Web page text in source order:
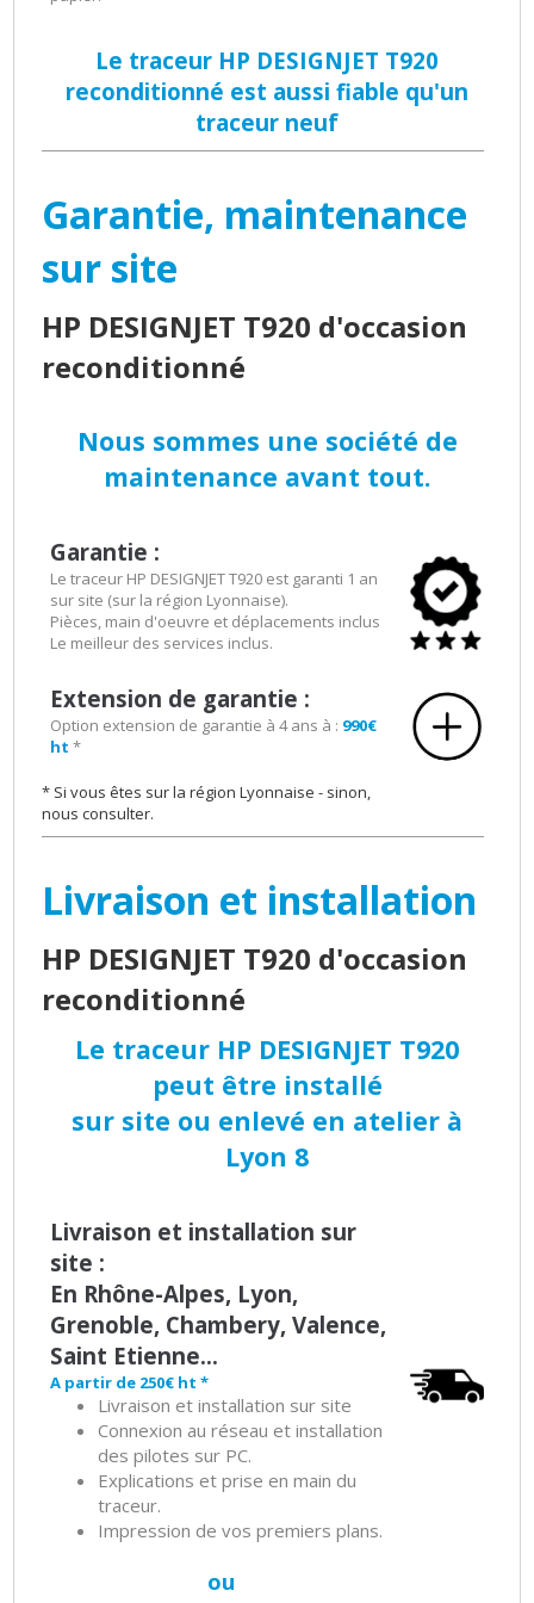
Le traceur HP DESIGNJET T920
reconditionné est aussi fiable qu'un
traceur neuf
Garantie, maintenance
sur site
HP DESIGNJET T920 d'occasion
reconditionné
Nous sommes une société de
maintenance avant tout.
Garantie :
Le traceur HP DESIGNJET T920 est garanti 1 an
sur site (sur la région Lyonnaise).
Pièces, main d'oeuvre et déplacements inclus
Le meilleur des services inclus.
Extension de garantie :
Option extension de garantie à 4 ans à : 990€
ht *
* Si vous êtes sur la région Lyonnaise - sinon,
nous consulter.
Livraison et installation
HP DESIGNJET T920 d'occasion
reconditionné
Le traceur HP DESIGNJET T920
peut être installé
sur site ou enlevé en atelier à
Lyon 8
Livraison et installation sur
site :
En Rhône-Alpes, Lyon,
Grenoble, Chambery, Valence,
Saint Etienne...
A partir de 250€ ht *
Livraison et installation sur site
Connexion au réseau et installation
des pilotes sur PC.
Explications et prise en main du
traceur.
Impression de vos premiers plans.
ou